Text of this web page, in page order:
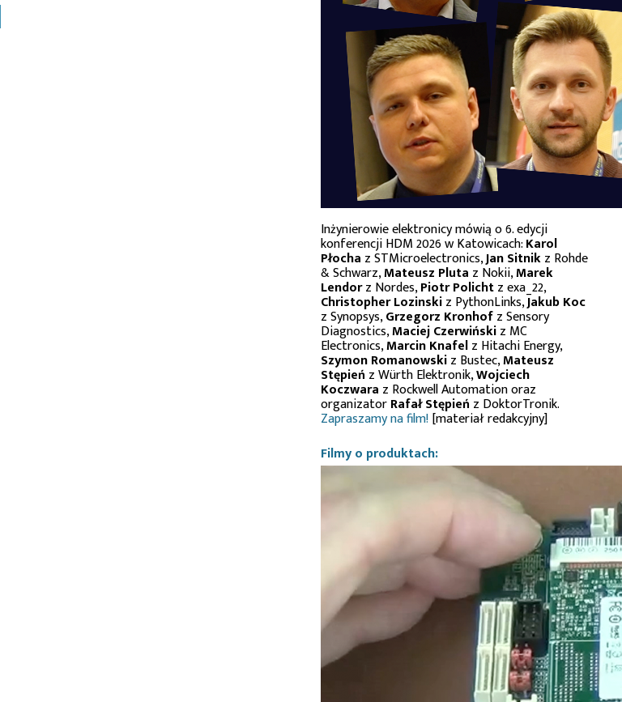
Inżynierowie elektronicy mówią o 6. edycji
konferencji HDM 2026 w Katowicach:Karol
Płocha z STMicroelectronics,Jan Sitnikz Rohde
& Schwarz,Mateusz Pluta z Nokii,Marek
Lendorz Nordes,Piotr Polichtz exa_22,
Christopher Lozinskiz PythonLinks,Jakub Koc
z Synopsys,Grzegorz Kronhofz Sensory
Diagnostics,Maciej Czerwińskiz MC
Electronics,Marcin Knafelz Hitachi Energy,
Szymon Romanowskiz Bustec,Mateusz
Stępień z Würth Elektronik,Wojciech
Koczwara z Rockwell Automation oraz
organizatorRafał Stępień z DoktorTronik.
Zapraszamy na film![materiał redakcyjny]
Filmy o produktach: